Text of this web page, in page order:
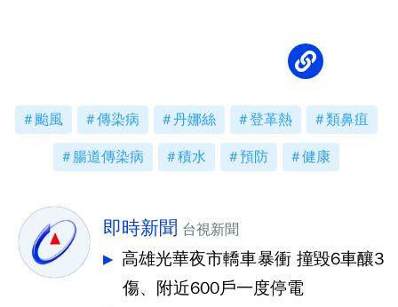
颱風 傳染病 丹娜絲 登革熱 類鼻疽
腸道傳染病 積水 預防 健康
即時新聞 台視新聞
高雄光華夜市轎車暴衝 撞毀6車釀3
傷、附近600戶一度停電